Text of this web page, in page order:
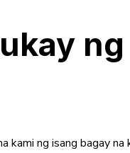
ng isang bagay